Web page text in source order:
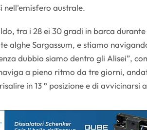
nell'emisfero australe.
tra i 28 ei 30 gradi in barca
alghe Sargassum, e stiamo
dubbio siamo dentro gli Alisei”,
a pieno ritmo da tre giorni,
in 13 ° posizione e di avvicinarsi